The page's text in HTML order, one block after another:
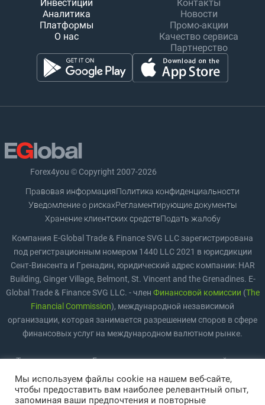
Инвестиции
Аналитика
Платформы
О нас
Контакты
Новости
Промо-акции
Качество сервиса
Партнерство
Forex4you © Copyright 2007-2026
Правовая информацияПолитика конфиденциальности
Уведомление о рискахРегламентирующие документы
Хранение клиентских средствПодать жалобу
Компания E-Global Trade & Finance SVG LLC зарегистрирована
под регистрационным номером 1440 LLC 2021 в юрисдикции
Сент-Винсента и Гренадин, юридический адрес компании: HAR
Building, Ginger Village, Belmont, St. Vincent and the Grenadines. E-
Global Trade & Finance SVG LLC. - член Финансовой комиссии (The
Financial Commission), международной независимой
организации, которая занимается разрешением споров в сфере
финансовых услуг на международном валютном рынке.
Торговля на рынке Forex предполагает значительный риск,
включая возможность полной потери средств. Торговля
подходит не всем инвесторам и трейдерам. Повышение плеча
повышает риск. Пожалуйста, ознакомьтесь сУведомлением о
Мы используем файлы cookie на нашем веб-сайте,
чтобы предоставить вам наиболее релевантный опыт,
запоминая ваши предпочтения и повторные